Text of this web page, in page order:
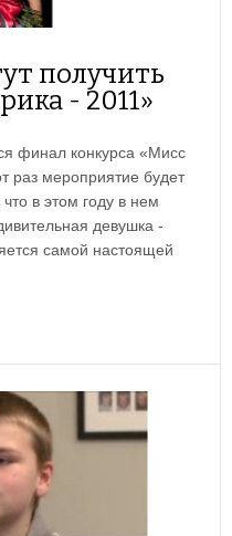
получить
- 2011»
финал конкурса «Мисс
раз мероприятие будет
в этом году в нем
девушка -
самой настоящей